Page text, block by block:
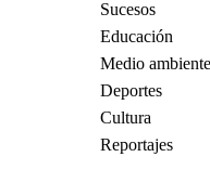
Sucesos
Educación
Medio ambiente
Deportes
Cultura
Reportajes